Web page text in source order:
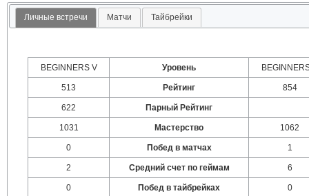
Личные встречи Матчи Тайбрейки
BEGINNERS V Уровень
513 Рейтинг 854
622 Парный Рейтинг
1031 Мастерство 1062
0 Побед в матчах 1
2 Средний счет по геймам 6
0 Побед в тайбрейках 0